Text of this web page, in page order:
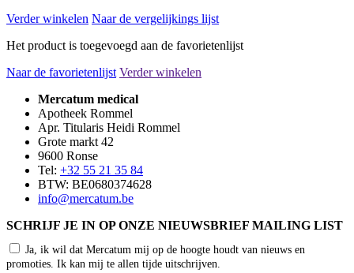
Verder winkelen Naar de vergelijkings lijst
Het product is toegevoegd aan de favorietenlijst
Naar de favorietenlijst Verder winkelen
Mercatum medical
Apotheek Rommel
Apr. Titularis Heidi Rommel
Grote markt 42
9600 Ronse
Tel: +32 55 21 35 84
BTW: BE0680374628
info@mercatum.be
SCHRIJF JE IN OP ONZE NIEUWSBRIEF MAILING LIST
Ja, ik wil dat Mercatum mij op de hoogte houdt van nieuws en
promoties. Ik kan mij te allen tijde uitschrijven.